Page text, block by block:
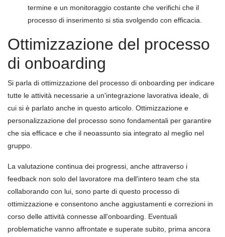
termine e un monitoraggio costante che verifichi che il
processo di inserimento si stia svolgendo con efficacia.
Ottimizzazione del processo
di onboarding
Si parla di ottimizzazione del processo di onboarding per indicare
tutte le attività necessarie a un'integrazione lavorativa ideale, di
cui si è parlato anche in questo articolo. Ottimizzazione e
personalizzazione del processo sono fondamentali per garantire
che sia efficace e che il neoassunto sia integrato al meglio nel
gruppo.
La valutazione continua dei progressi, anche attraverso i
feedback non solo del lavoratore ma dell'intero team che sta
collaborando con lui, sono parte di questo processo di
ottimizzazione e consentono anche aggiustamenti e correzioni in
corso delle attività connesse all'onboarding. Eventuali
problematiche vanno affrontate e superate subito, prima ancora